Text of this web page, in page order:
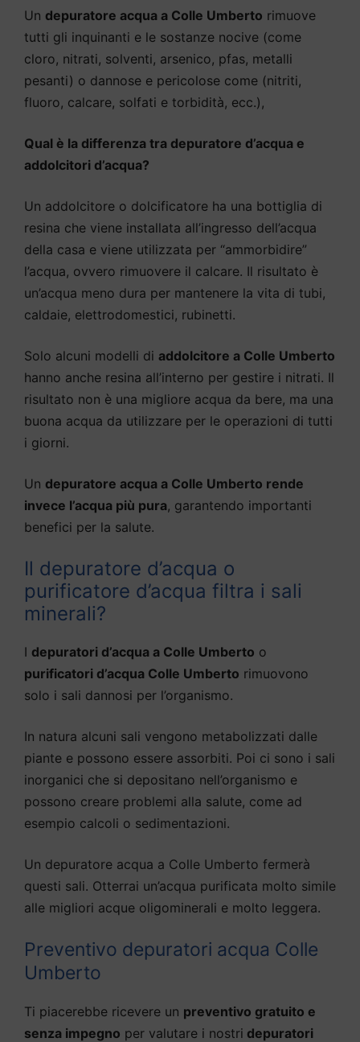
Un depuratore acqua a Colle Umberto rimuove
tutti gli inquinanti e le sostanze nocive (come
cloro, nitrati, solventi, arsenico, pfas, metalli
pesanti) o dannose e pericolose come (nitriti,
fluoro, calcare, solfati e torbidità, ecc.),
Qual è la differenza tra depuratore d’acqua e
addolcitori d’acqua?
Un addolcitore o dolcificatore ha una bottiglia di
resina che viene installata all’ingresso dell’acqua
della casa e viene utilizzata per “ammorbidire”
l’acqua, ovvero rimuovere il calcare. Il risultato è
un’acqua meno dura per mantenere la vita di tubi,
caldaie, elettrodomestici, rubinetti.
Solo alcuni modelli di addolcitore a Colle Umberto
hanno anche resina all’interno per gestire i nitrati. Il
risultato non è una migliore acqua da bere, ma una
buona acqua da utilizzare per le operazioni di tutti
i giorni.
Un depuratore acqua a Colle Umberto rende
invece l’acqua più pura, garantendo importanti
benefici per la salute.
Il depuratore d’acqua o
purificatore d’acqua filtra i sali
minerali?
I depuratori d’acqua a Colle Umberto o
purificatori d’acqua Colle Umberto rimuovono
solo i sali dannosi per l’organismo.
In natura alcuni sali vengono metabolizzati dalle
piante e possono essere assorbiti. Poi ci sono i sali
inorganici che si depositano nell’organismo e
possono creare problemi alla salute, come ad
esempio calcoli o sedimentazioni.
Un depuratore acqua a Colle Umberto fermerà
questi sali. Otterrai un’acqua purificata molto simile
alle migliori acque oligominerali e molto leggera.
Preventivo depuratori acqua Colle
Umberto
Ti piacerebbe ricevere un preventivo gratuito e
senza impegno per valutare i nostri depuratori